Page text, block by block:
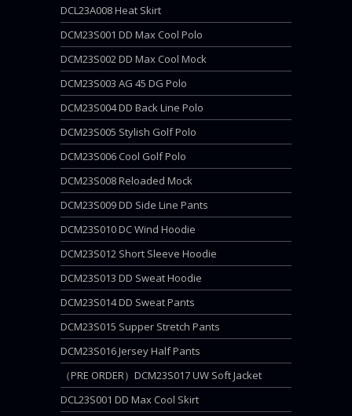
DCL23A008 Heat Skirt
DCM23S001 DD Max Cool Polo
DCM23S002 DD Max Cool Mock
DCM23S003 AG 45 DG Polo
DCM23S004 DD Back Line Polo
DCM23S005 Stylish Golf Polo
DCM23S006 Cool Golf Polo
DCM23S008 Reloaded Mock
DCM23S009 DD Side Line Pants
DCM23S010 DC Wind Hoodie
DCM23S012 Short Sleeve Hoodie
DCM23S013 DD Sweat Hoodie
DCM23S014 DD Sweat Pants
DCM23S015 Supper Stretch Pants
DCM23S016 Jersey Half Pants
（PRE ORDER）DCM23S017 UW Soft Jacket
DCL23S001 DD Max Cool Skirt